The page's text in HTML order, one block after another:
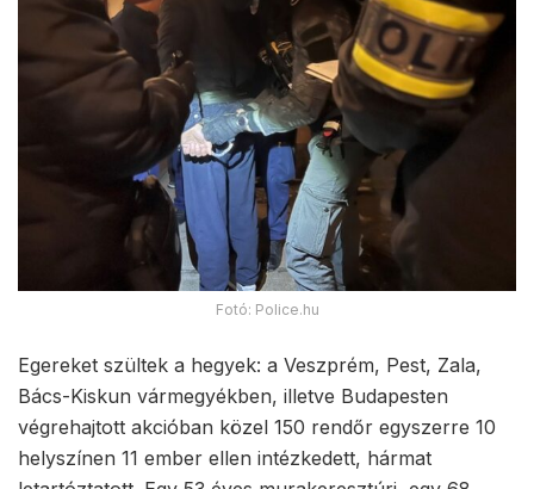
Fotó: Police.hu
Egereket szültek a hegyek: a Veszprém, Pest, Zala,
Bács-Kiskun vármegyékben, illetve Budapesten
végrehajtott akcióban közel 150 rendőr egyszerre 10
helyszínen 11 ember ellen intézkedett, hármat